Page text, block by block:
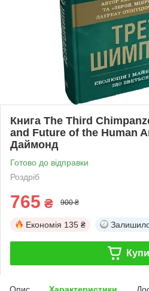
Книга The Third
and Future of the Human
Даймонд
Готово до відправки
Роздріб
765 ₴ 900 ₴
Економія 135 ₴
Опис Характеристики